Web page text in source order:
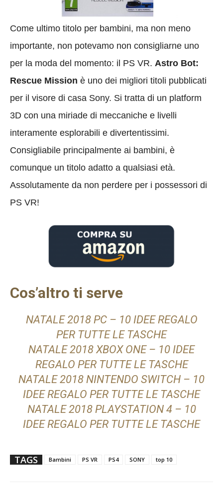
Come ultimo titolo per bambini, ma non meno
importante, non potevamo non consigliarne uno
per la moda del momento: il PS VR. Astro Bot:
Rescue Mission è uno dei migliori titoli pubblicati
per il visore di casa Sony. Si tratta di un platform
3D con una miriade di meccaniche e livelli
interamente esplorabili e divertentissimi.
Consigliabile principalmente ai bambini, è
comunque un titolo adatto a qualsiasi età.
Assolutamente da non perdere per i possessori di
PS VR!
Cos’altro ti serve
NATALE 2018 PC – 10 IDEE REGALO
PER TUTTE LE TASCHE
NATALE 2018 XBOX ONE – 10 IDEE
REGALO PER TUTTE LE TASCHE
NATALE 2018 NINTENDO SWITCH – 10
IDEE REGALO PER TUTTE LE TASCHE
NATALE 2018 PLAYSTATION 4 – 10
IDEE REGALO PER TUTTE LE TASCHE
TAGS Bambini PS VR PS4 SONY top 10